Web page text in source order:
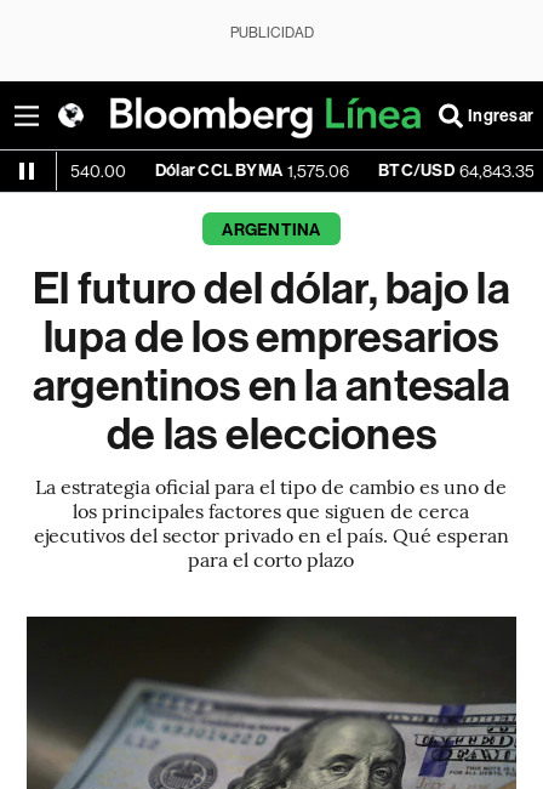
PUBLICIDAD
Ingresar
Dólar CCL BYMA 1,575.06 BTC/USD 64,843.35 +0.09%
ARGENTINA
El futuro del dólar, bajo la
lupa de los empresarios
argentinos en la antesala
de las elecciones
La estrategia oficial para el tipo de cambio es uno de
los principales factores que siguen de cerca
ejecutivos del sector privado en el país. Qué esperan
para el corto plazo